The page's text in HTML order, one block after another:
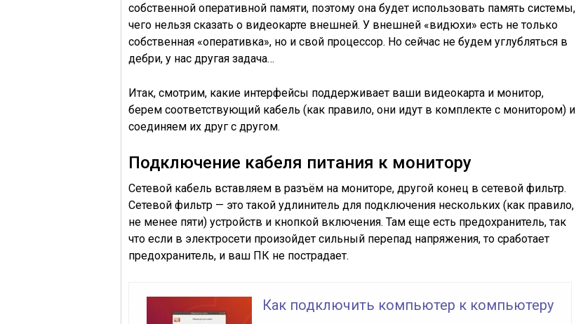
собственной оперативной памяти, поэтому она будет использовать память системы,
чего нельзя сказать о видеокарте внешней. У внешней «видюхи» есть не только
собственная «оперативка», но и свой процессор. Но сейчас не будем углубляться в
дебри, у нас другая задача…
Итак, смотрим, какие интерфейсы поддерживает ваши видеокарта и монитор,
берем соответствующий кабель (как правило, они идут в комплекте с монитором) и
соединяем их друг с другом.
Подключение кабеля питания к монитору
Сетевой кабель вставляем в разъём на мониторе, другой конец в сетевой фильтр.
Сетевой фильтр — это такой удлинитель для подключения нескольких (как правило,
не менее пяти) устройств и кнопкой включения. Там еще есть предохранитель, так
что если в электросети произойдет сильный перепад напряжения, то сработает
предохранитель, и ваш ПК не пострадает.
Как подключить компьютер к компьютеру